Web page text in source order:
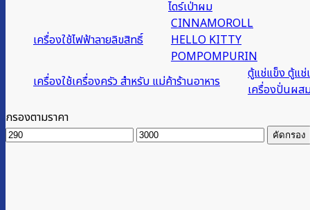
ไดร์เป่าผม
เครื่องใช้ไฟฟ้าลายลิขสิทธิ์
CINNAMOROLL
HELLO KITTY
POMPOMPURIN
เครื่องใช้เครื่องครัว สำหรับ แม่ค้าร้านอาหาร
ตู้แช่แข็ง ตู้แช่
เครื่องปั่นผส
กรองตามราคา
ราคา
ราคา
คัดกรอง